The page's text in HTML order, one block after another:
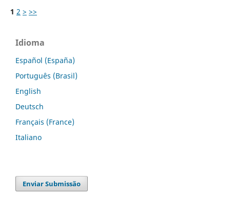
1 2 > >>
Idioma
Español (España)
Português (Brasil)
English
Deutsch
Français (France)
Italiano
Enviar Submissão